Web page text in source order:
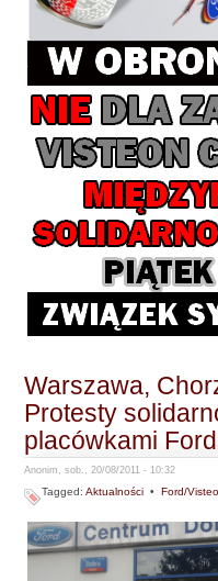
Warszawa,
Protesty
placówkami
Anonim, sob., 20/08/2011 - 10:32
Tagged:Aktualności •Ford/